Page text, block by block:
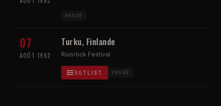
PASSÉ
07
AOÛT 1982
Turku, Finlande
Ruisrock Festival
SETLIST PASSÉ